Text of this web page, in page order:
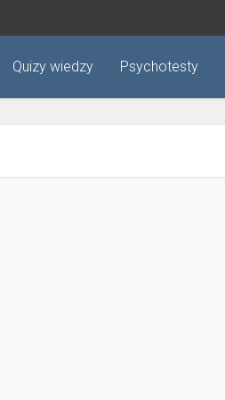
Quizy wiedzy Psychotesty